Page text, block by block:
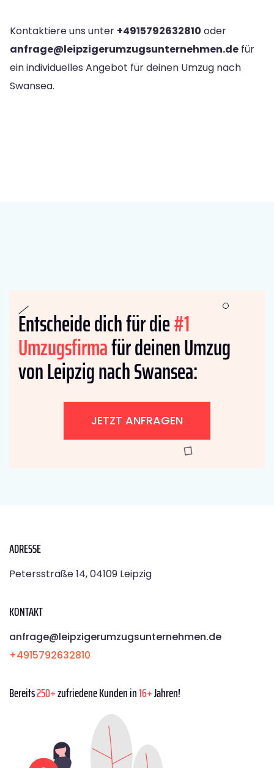
Kontaktiere uns unter +4915792632810 oder
anfrage@leipzigerumzugsunternehmen.de für
ein individuelles Angebot für deinen Umzug nach
Swansea.
Entscheide dich für die#1
Umzugsfirmafür deinen Umzug
von Leipzig nach Swansea:
JETZT ANFRAGEN
ADRESSE
Petersstraße 14, 04109 Leipzig
KONTAKT
anfrage@leipzigerumzugsunternehmen.de
+4915792632810
Bereits250+zufriedene Kunden in16+Jahren!